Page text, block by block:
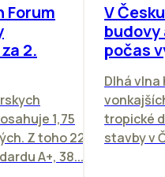
Forum
2.
1,75
Z toho 22
A+, 38...
V
počas
Dlhá
tropické
stavby v